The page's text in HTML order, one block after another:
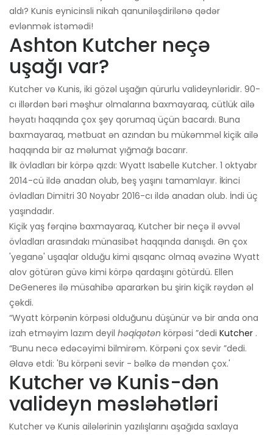
aldı? Kunis eynicinsli nikah qanuniləşdirilənə qədər
evlənmək istəmədi!
Ashton Kutcher neçə
uşağı var?
Kutcher və Kunis, iki gözəl uşağın qürurlu valideynləridir. 90-
cı illərdən bəri məşhur olmalarına baxmayaraq, cütlük ailə
həyatı haqqında çox şey qorumaq üçün bacardı. Buna
baxmayaraq, mətbuat ən azından bu mükəmməl kiçik ailə
haqqında bir az məlumat yığmağı bacarır.
İlk övladları bir körpə qızdı: Wyatt Isabelle Kutcher. 1 oktyabr
2014-cü ildə anadan olub, beş yaşını tamamlayır. İkinci
övladları Dimitri 30 Noyabr 2016-cı ildə anadan olub. İndi üç
yaşındadır.
Kiçik yaş fərqinə baxmayaraq, Kutcher bir neçə il əvvəl
övladları arasındakı münasibət haqqında danışdı. Ən çox
'yeganə' uşaqlar olduğu kimi qısqanc olmaq əvəzinə Wyatt
alov götürən güvə kimi körpə qardaşını götürdü. Ellen
DeGeneres ilə müsahibə apararkən bu şirin kiçik rəydən əl
çəkdi.
“Wyatt körpənin körpəsi olduğunu düşünür və bir anda ona
izah etməyim lazım deyil həqiqətən körpəsi ”dedi Kutcher .
“Bunu necə edəcəyimi bilmirəm. Körpəni çox sevir ”dedi.
Əlavə etdi: 'Bu körpəni sevir - bəlkə də məndən çox.'
Kutcher və Kunis-dən
valideyn məsləhətləri
Kutcher və Kunis ailələrinin yazılışlarını aşağıda saxlaya